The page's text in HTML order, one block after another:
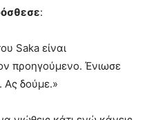
:
Saka είναι
προηγούμενο. Ένιωσε
Ας δούμε.»